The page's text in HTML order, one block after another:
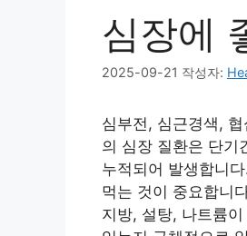
심장에
2025-09-21 작성자:
심부전, 심근경색,
의 심장 질환은 단기
누적되어 발생합니
먹는 것이 중요합니
지방, 설탕, 나트륨